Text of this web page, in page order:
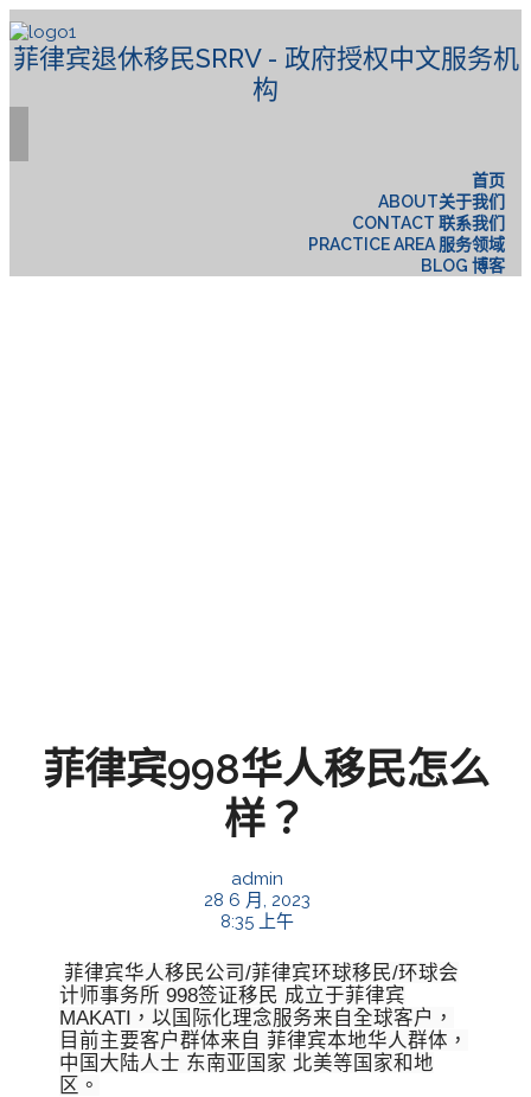
菲律宾退休移民SRRV - 政府授权中文服务机
构
首页
ABOUT关于我们
CONTACT 联系我们
PRACTICE AREA 服务领域
BLOG 博客
菲律宾998华人移民怎么
样？
admin
28 6 月, 2023
8:35 上午
菲律宾华人移民公司/菲律宾环球移民/环球会
计师事务所 998签证移民 成立于菲律宾
MAKATI，以国际化理念服务来自全球客户，
目前主要客户群体来自 菲律宾本地华人群体，
中国大陆人士 东南亚国家 北美等国家和地
区。